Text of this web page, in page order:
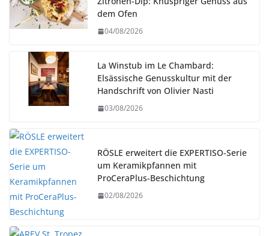
dem Ofen
04/08/2026
La Winstub im Le Chambard:
Elsässische Genusskultur mit der
Handschrift von Olivier Nasti
03/08/2026
RÖSLE erweitert die EXPERTISO-Serie
um Keramikpfannen mit
ProCeraPlus-Beschichtung
02/08/2026